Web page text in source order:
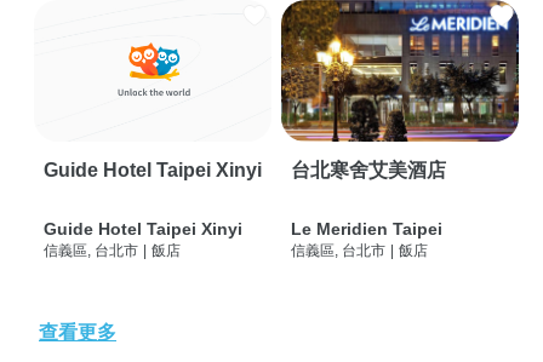
Guide Hotel Taipei Xinyi
Guide Hotel Taipei Xinyi
信義區, 台北市 | 飯店
台北寒舍艾美酒店
Le Meridien Taipei
信義區, 台北市 | 飯店
查看更多